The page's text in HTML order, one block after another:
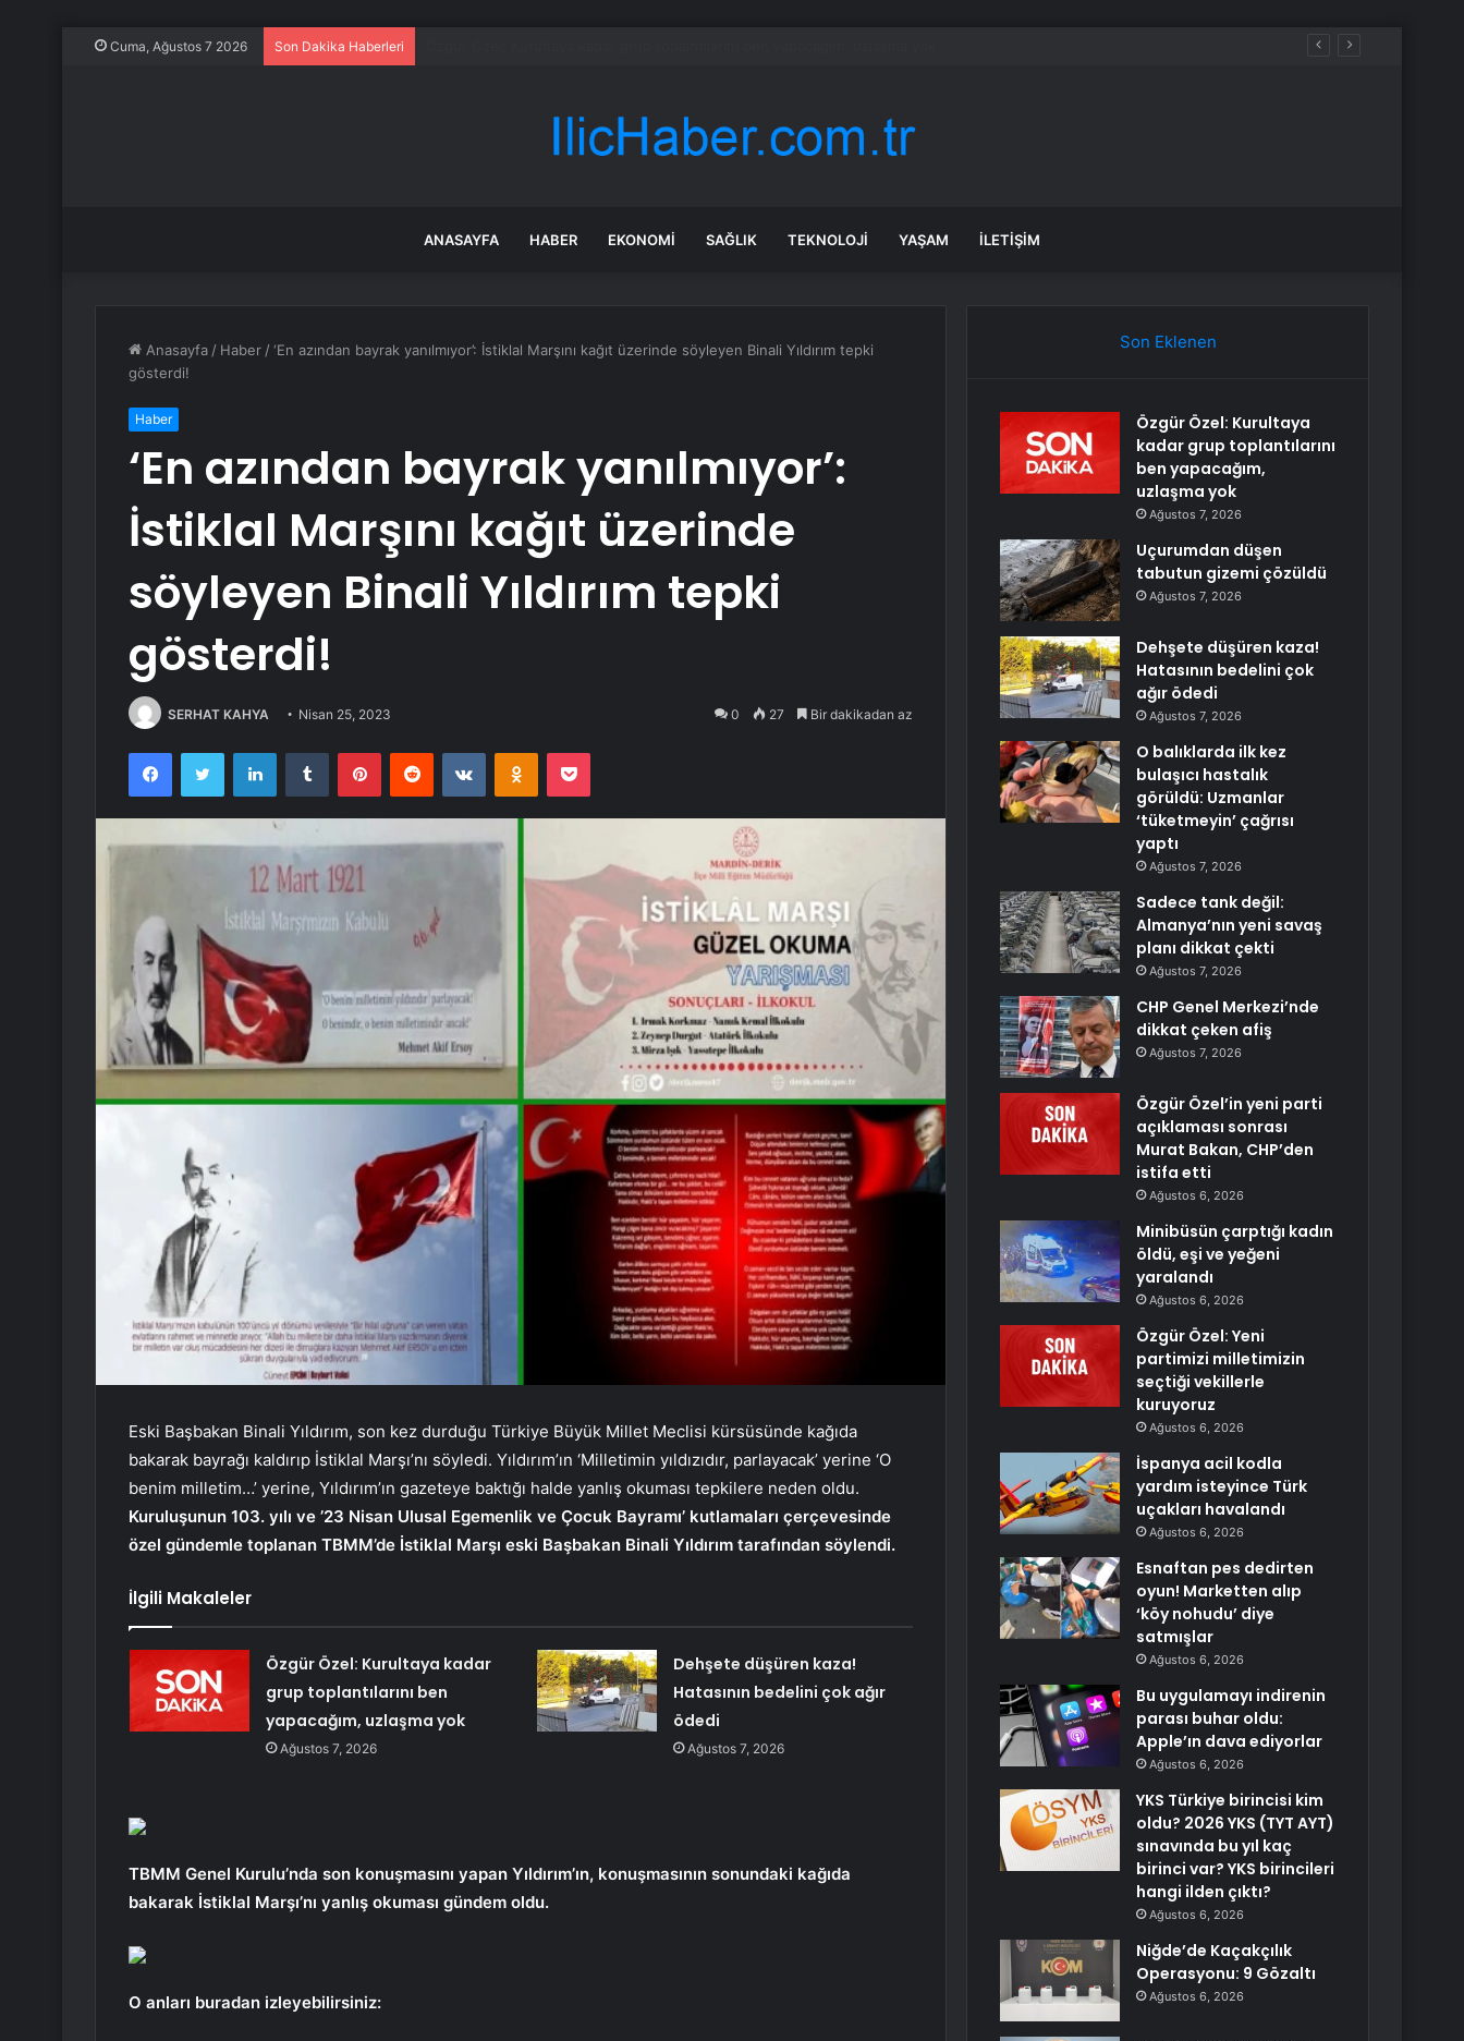
Cuma, Ağustos 7 2026 Son Dakika Haberleri
ANASAYFA HABER EKONOMI SAĞLIK TEKNOLOJI YAŞAM İLETIŞIM
Anasayfa / Haber /‘En azından bayrak yanılmıyor’: İstiklal Marşını kağıt üzerinde söyleyen Binali Yıldırım tepki
gösterdi!
Haber
‘En azından bayrak yanılmıyor’:
İstiklal Marşını kağıt üzerinde
söyleyen Binali Yıldırım tepki
gösterdi!
SERHAT KAHYA Nisan 25, 2023 0 27 Bir dakikadan az
FacebookTwitter LinkedInTumblr PinterestReddit VKontakteOdnoklassniki
Pocket
Eski Başbakan Binali Yıldırım, son kez durduğu Türkiye Büyük Millet Meclisi kürsüsünde kağıda
bakarak bayrağı kaldırıp İstiklal Marşı’nı söyledi. Yıldırım’ın ‘Milletimin yıldızıdır, parlayacak’ yerine ‘O
benim milletim…’ yerine, Yıldırım’ın gazeteye baktığı halde yanlış okuması tepkilere neden oldu.
Kuruluşunun 103. yılı ve ’23 Nisan Ulusal Egemenlik ve Çocuk Bayramı’ kutlamaları çerçevesinde
özel gündemle toplanan TBMM’de İstiklal Marşı eski Başbakan Binali Yıldırım tarafından söylendi.
İlgili Makaleler
Özgür Özel: Kurultaya kadar
grup toplantılarını ben
yapacağım, uzlaşma yok
Ağustos 7, 2026
Dehşete düşüren kaza!
Hatasının bedelini çok ağır
ödedi
Ağustos 7, 2026
TBMM Genel Kurulu’nda son konuşmasını yapan Yıldırım’ın, konuşmasının sonundaki kağıda
bakarak İstiklal Marşı’nı yanlış okuması gündem oldu.
O anları buradan izleyebilirsiniz:
Son Eklenen
Özgür Özel: Kurultaya
kadar grup toplantılarını
ben yapacağım,
uzlaşma yok
Ağustos 7, 2026
Uçurumdan düşen
tabutun gizemi çözüldü
Ağustos 7, 2026
Dehşete düşüren kaza!
Hatasının bedelini çok
ağır ödedi
Ağustos 7, 2026
O balıklarda ilk kez
bulaşıcı hastalık
görüldü: Uzmanlar
‘tüketmeyin’ çağrısı
yaptı
Ağustos 7, 2026
Sadece tank değil:
Almanya’nın yeni savaş
planı dikkat çekti
Ağustos 7, 2026
CHP Genel Merkezi’nde
dikkat çeken afiş
Ağustos 7, 2026
Özgür Özel’in yeni parti
açıklaması sonrası
Murat Bakan, CHP’den
istifa etti
Ağustos 6, 2026
Minibüsün çarptığı kadın
öldü, eşi ve yeğeni
yaralandı
Ağustos 6, 2026
Özgür Özel: Yeni
partimizi milletimizin
seçtiği vekillerle
kuruyoruz
Ağustos 6, 2026
İspanya acil kodla
yardım isteyince Türk
uçakları havalandı
Ağustos 6, 2026
Esnaftan pes dedirten
oyun! Marketten alıp
‘köy nohudu’ diye
satmışlar
Ağustos 6, 2026
Bu uygulamayı indirenin
parası buhar oldu:
Apple’ın dava ediyorlar
Ağustos 6, 2026
YKS Türkiye birincisi kim
oldu? 2026 YKS (TYT AYT)
sınavında bu yıl kaç
birinci var? YKS birincileri
hangi ilden çıktı?
Ağustos 6, 2026
Niğde’de Kaçakçılık
Operasyonu: 9 Gözaltı
Ağustos 6, 2026